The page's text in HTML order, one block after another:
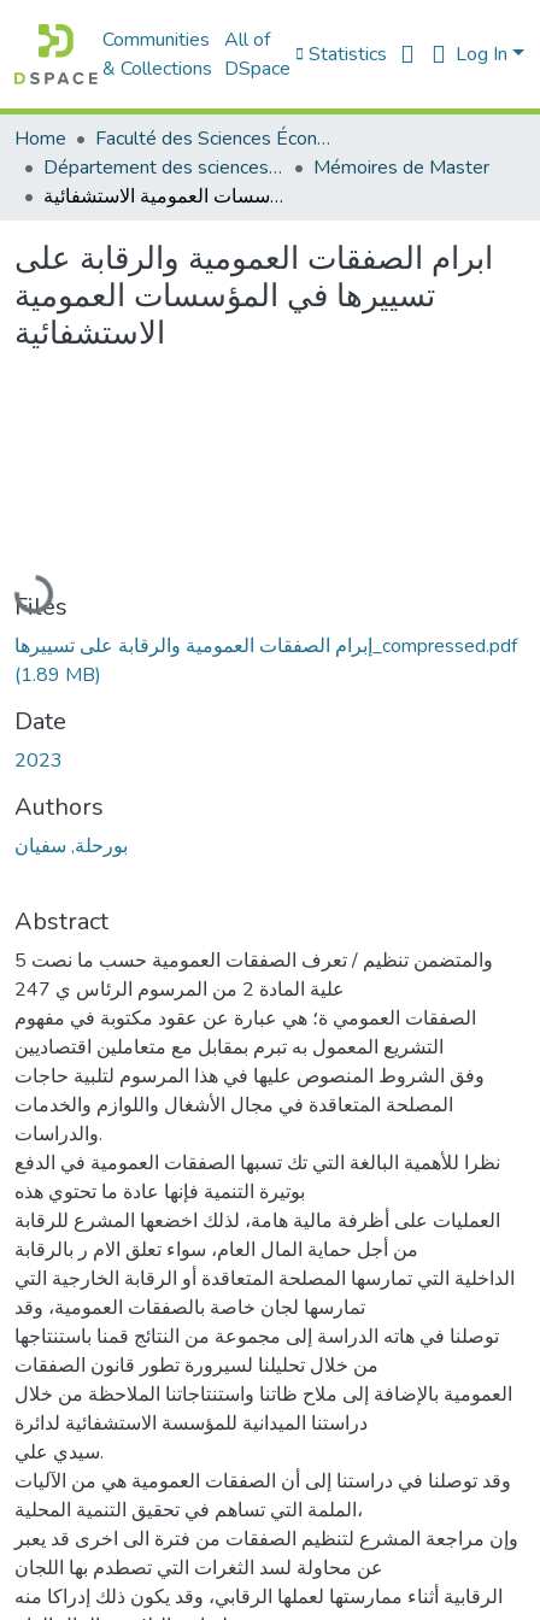
Communities
& Collections
All of
DSpace
Statistics Log In
Home
Faculté des Sciences Économiques Commerciales et des Sciences de Gestion
Département des sciences de gestion
Mémoires de Master
ابرام الصفقات العمومية والرقابة على تسييرها في المؤسسات العمومية الاستشفائية
ابرام الصفقات العمومية والرقابة على
تسييرها في المؤسسات العمومية
الاستشفائية
Loading...
Files
إبرام الصفقات العمومية والرقابة على تسييرها_compressed.pdf
(1.89 MB)
Date
2023
Authors
بورحلة, سفيان
Abstract
5 والمتضمن تنظيم / تعرف الصفقات العمومية حسب ما نصت
علية المادة 2 من المرسوم الرئاس ي 247
الصفقات العمومي ة؛ هي عبارة عن عقود مكتوبة في مفهوم
التشريع المعمول به تبرم بمقابل مع متعاملين اقتصاديين
وفق الشروط المنصوص عليها في هذا المرسوم لتلبية حاجات
المصلحة المتعاقدة في مجال الأشغال واللوازم والخدمات
والدراسات.
نظرا للأهمية البالغة التي تك تسبها الصفقات العمومية في الدفع
بوتيرة التنمية فإنها عادة ما تحتوي هذه
العمليات على أظرفة مالية هامة، لذلك اخضعها المشرع للرقابة
من أجل حماية المال العام، سواء تعلق الام ر بالرقابة
الداخلية التي تمارسها المصلحة المتعاقدة أو الرقابة الخارجية التي
تمارسها لجان خاصة بالصفقات العمومية، وقد
توصلنا في هاته الدراسة إلى مجموعة من النتائج قمنا باستنتاجها
من خلال تحليلنا لسيرورة تطور قانون الصفقات
العمومية بالإضافة إلى ملاح ظاتنا واستنتاجاتنا الملاحظة من خلال
دراستنا الميدانية للمؤسسة الاستشفائية لدائرة
سيدي علي.
وقد توصلنا في دراستنا إلى أن الصفقات العمومية هي من الآليات
الملمة التي تساهم في تحقيق التنمية المحلية،
وإن مراجعة المشرع لتنظيم الصفقات من فترة الى اخرى قد يعبر
عن محاولة لسد الثغرات التي تصطدم بها اللجان
الرقابية أثناء ممارستها لعملها الرقابي، وقد يكون ذلك إدراكا منه